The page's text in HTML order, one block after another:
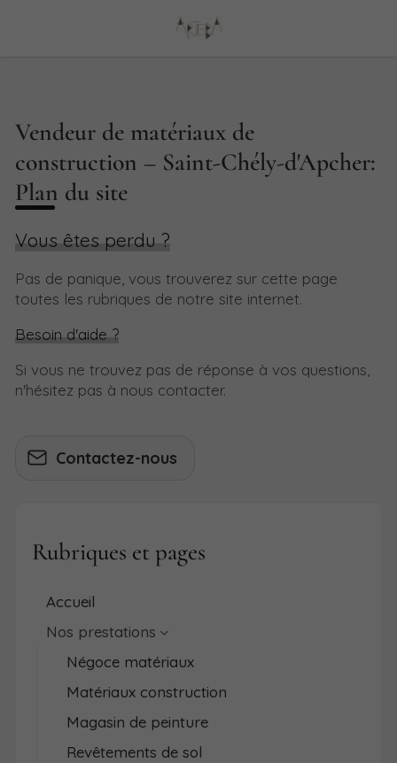
Vendeur de matériaux de
construction – Saint-Chély-d'Apcher:
Plan du site
Vous êtes perdu ?
Pas de panique, vous trouverez sur cette page
toutes les rubriques de notre site internet.​​
Besoin d'aide ?
Si vous ne trouvez pas de réponse à vos questions,
n'hésitez pas à nous contacter.
Contactez-nous
Rubriques et pages
Accueil
Nos prestations
Négoce matériaux
Matériaux construction
Magasin de peinture
Revêtements de sol